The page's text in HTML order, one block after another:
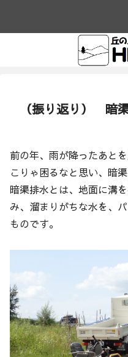
（振り返り）
前の年、雨が降ったあと
こりゃ困るなと思い、暗
暗渠排水とは、地面に溝
み、溜まりがちな水を、
ものです。